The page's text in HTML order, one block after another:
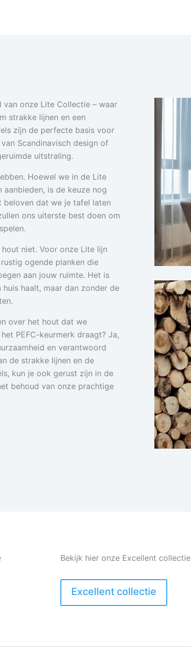
onze Lite Collectie – waar
strakke lijnen en een
zijn de perfecte basis voor
Scandinavisch design of
uitstraling.
Hoewel we in de Lite
is de keuze nog
beloven dat we je tafel laten
ons uiterste best doen om
niet. Voor onze Lite lijn
ogende planken die
aan jouw ruimte. Het is
haalt, maar dan zonder de
over het hout dat we
PEFC-keurmerk draagt? Ja,
en verantwoord
de strakke lijnen en de
kun je ook gerust zijn in de
behoud van onze prachtige
Bekijk hier onze Excellent collectie
Excellent collectie